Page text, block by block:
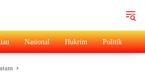
Nasional Hukrim Politik